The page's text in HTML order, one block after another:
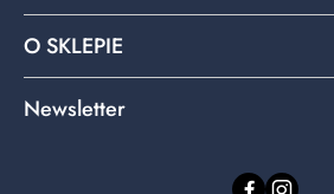
O SKLEPIE
Newsletter